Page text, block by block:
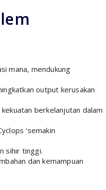
mana, mendukung
output kerusakan
berkelanjutan dalam
‘semakin
sihir tinggi.
dan kemampuan